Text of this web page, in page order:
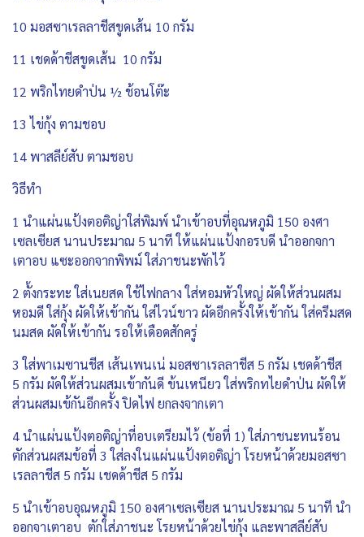
10 มอสซาเรลลาชีสขูดเส้น 10 กรัม
11 เชดด้าชีสขูดเส้น 10 กรัม
12 พริกไทยดำป่น ½ ช้อนโต๊ะ
13 ไข่กุ้ง ตามชอบ
14 พาสลีย์สับ ตามชอบ
วิธีทำ
1 นำแผ่นแป้งตอติญ่าใส่พิมพ์ นำเข้าอบที่อุณหภูมิ 150 องศา
เซลเซียส นานประมาณ 5 นาที ให้แผ่นแป้งกอรบดี นำออกจกา
เตาอบ แซะออกจากพิพม์ ใส่ภาชนะพักไว้
2 ตั้งกระทะ ใส่เนยสด ใช้ไฟกลาง ใส่หอมหัวใหญ่ ผัดให้ส่วนผสม
หอมดี ใส่กุ้ง ผัดให้เข้ากัน ใส่ไวน์ขาว ผัดอีกครั้งให้เข้ากัน ใส่ครีมสด
นมสด ผัดให้เข้ากัน รอให้เดือดสักครู่
3 ใส่พาเมซานชีส เส้นเพนเน่ มอสซาเรลลาชีส 5 กรัม เชดด้าชีส
5 กรัม ผัดให้ส่วนผสมเข้ากันดี ข้นเหนียว ใส่พริกทไยดำป่น ผัดให้
ส่วนผสมเข้กันอีกครั้ง ปิดไฟ ยกลงจากเตา
4 นำแผ่นแป้งตอติญ่าที่อบเตรียมไว้ (ข้อที่ 1) ใส่ภาชนะทนร้อน
ตักส่วนผสมข้อที่ 3 ใส่ลงในแผ่นแป้งตอติญ่า โรยหน้าด้วยมอสซา
เรลลาชีส 5 กรัม เชดด้าชีส 5 กรัม
5 นำเข้าอบอุณหภูมิ 150 องศาเซลเซียส นานประมาณ 5 นาที นำ
ออกจาเตาอบ ตักใส่ภาชนะ โรยหน้าด้วยไข่กุ้ง และพาสลีย์สับ